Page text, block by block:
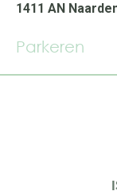
1411 AN
Parkeren